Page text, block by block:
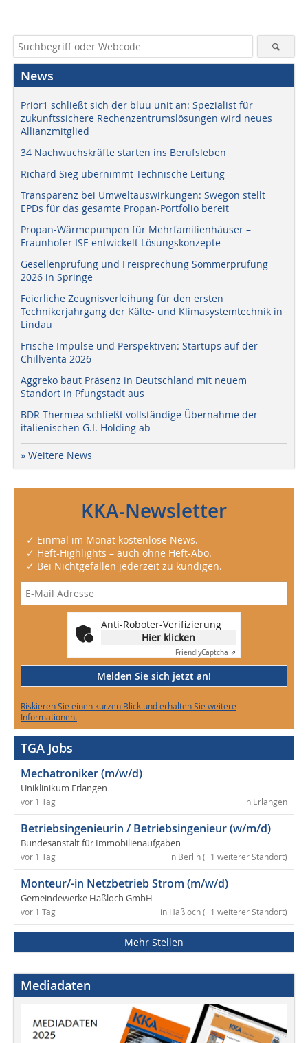
News
Prior1 schließt sich der bluu unit an: Spezialist für
zukunftssichere Rechenzentrumslösungen wird neues
Allianzmitglied
34 Nachwuchskräfte starten ins Berufsleben
Richard Sieg übernimmt Technische Leitung
Transparenz bei Umweltauswirkungen: Swegon stellt
EPDs für das gesamte Propan-Portfolio bereit
Propan-Wärmepumpen für Mehrfamilienhäuser –
Fraunhofer ISE entwickelt Lösungskonzepte
Gesellenprüfung und Freisprechung Sommerprüfung
2026 in Springe
Feierliche Zeugnisverleihung für den ersten
Technikerjahrgang der Kälte- und Klimasystemtechnik in
Lindau
Frische Impulse und Perspektiven: Startups auf der
Chillventa 2026
Aggreko baut Präsenz in Deutschland mit neuem
Standort in Pfungstadt aus
BDR Thermea schließt vollständige Übernahme der
italienischen G.I. Holding ab
» Weitere News
KKA-Newsletter
✓ Einmal im Monat kostenlose News.
✓ Heft-Highlights – auch ohne Heft-Abo.
✓ Bei Nichtgefallen jederzeit zu kündigen.
Anti-Roboter-Verifizierung
Hier klicken
FriendlyCaptcha ⇗
Melden Sie sich jetzt an!
Riskieren Sie einen kurzen Blick und erhalten Sie weitere
Informationen.
TGA Jobs
Mechatroniker (m/w/d)
Uniklinikum Erlangen
in Erlangen
vor 1 Tag
Betriebsingenieurin / Betriebsingenieur (w/m/d)
Bundesanstalt für Immobilienaufgaben
in Berlin (+1 weiterer Standort)
vor 1 Tag
Monteur/-in Netzbetrieb Strom (m/w/d)
Gemeindewerke Haßloch GmbH
in Haßloch (+1 weiterer Standort)
vor 1 Tag
Mehr Stellen
Mediadaten